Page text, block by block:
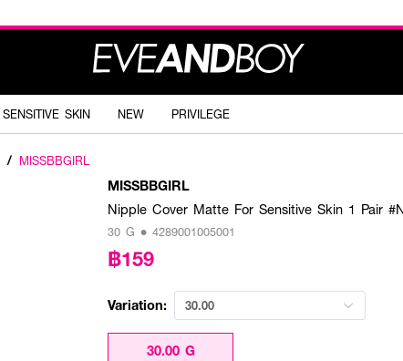
SENSITIVE SKIN NEW PRIVILEGE
/ MISSBBGIRL
MISSBBGIRL
Nipple Cover Matte For Sensitive Skin 1 Pair
30 G • 4289001005001
฿159
Variation: 30.00
30.00 G